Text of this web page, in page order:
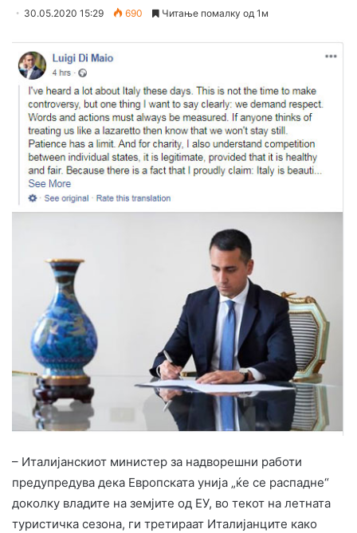
30.05.2020 15:29 690 Читање помалку од 1м
– Италијанскиот министер за надворешни работи
предупредува дека Европската унија „ќе се распадне“
доколку владите на земјите од ЕУ, во текот на летната
туристичка сезона, ги третираат Италијанците како